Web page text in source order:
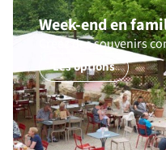
Week-end en
Créez des souvenirs
Les options